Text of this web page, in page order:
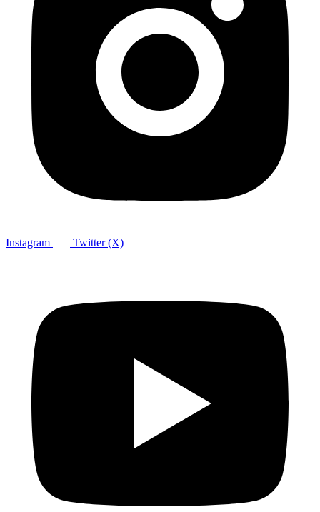
Instagram Twitter (X)